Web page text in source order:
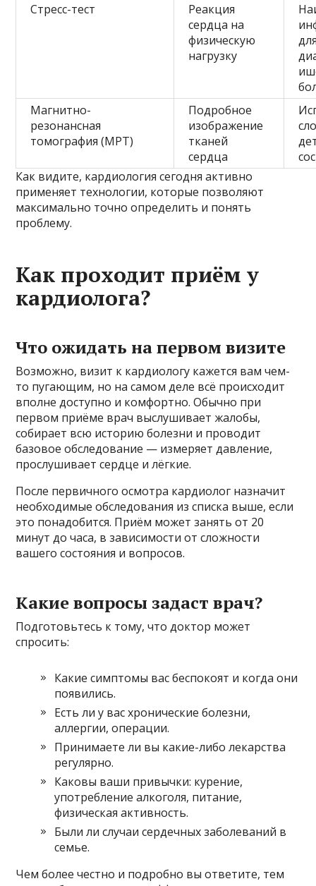
Стресс-тест
Реакция
сердца на
физическую
нагрузку
Магнитно-
резонансная
томография (МРТ)
Подробное
изображение
тканей
сердца
Как видите, кардиология сегодня активно
применяет технологии, которые позволяют
максимально точно определить и понять
проблему.
Как проходит приём у
кардиолога?
Что ожидать на первом визите
Возможно, визит к кардиологу кажется вам чем-
то пугающим, но на самом деле всё происходит
вполне доступно и комфортно. Обычно при
первом приёме врач выслушивает жалобы,
собирает всю историю болезни и проводит
базовое обследование — измеряет давление,
прослушивает сердце и лёгкие.
После первичного осмотра кардиолог назначит
необходимые обследования из списка выше, если
это понадобится. Приём может занять от 20
минут до часа, в зависимости от сложности
вашего состояния и вопросов.
Какие вопросы задаст врач?
Подготовьтесь к тому, что доктор может
спросить:
Какие симптомы вас беспокоят и когда они
появились.
Есть ли у вас хронические болезни,
аллергии, операции.
Принимаете ли вы какие-либо лекарства
регулярно.
Каковы ваши привычки: курение,
употребление алкоголя, питание,
физическая активность.
Были ли случаи сердечных заболеваний в
семье.
Чем более честно и подробно вы ответите, тем